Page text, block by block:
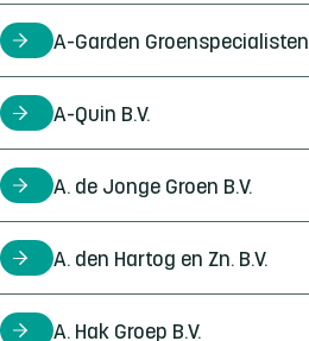
certificaathouder
A-Garden Groenspecialisten
certificaathouder
A-Quin B.V.
certificaathouder
A. de Jonge Groen B.V.
certificaathouder
A. den Hartog en Zn. B.V.
certificaathouder
A. Hak Groep B.V.